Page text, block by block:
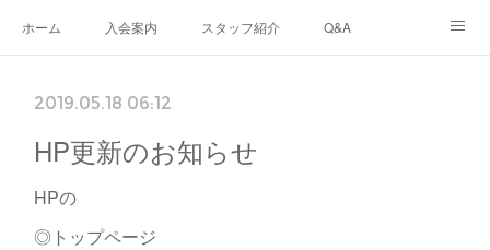
ホーム 入会案内 スタッフ紹介 Q&A
2019.05.18 06:12
HP更新のお知らせ
HPの
◎トップページ